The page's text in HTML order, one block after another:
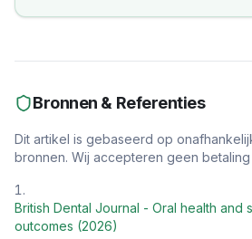
Bronnen & Referenties
Dit artikel is gebaseerd op
bronnen. Wij accepteren geen
British Dental Journal - Oral health and
outcomes (2026)